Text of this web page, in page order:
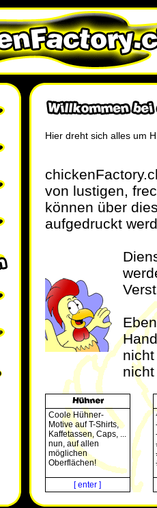
Hier dreht sich alles um
von lustigen,
können über
aufgedruckt
Coole Hühner-
Motive auf T-Shirts,
Kaffetassen, Caps, ...
nun, auf allen
möglichen
Oberflächen!
[ enter ]